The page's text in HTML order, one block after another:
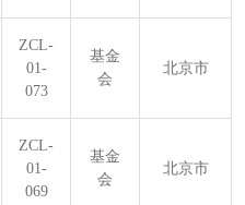
ZCL-
01-
073
基金
会
北京市
ZCL-
01-
069
基金
会
北京市